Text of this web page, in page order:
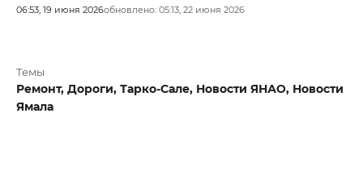
06:53, 19 июня 2026обновлено: 05:13, 22 июня 2026
Темы
Ремонт, Дороги, Тарко-Сале, Новости ЯНАО, Новости
Ямала